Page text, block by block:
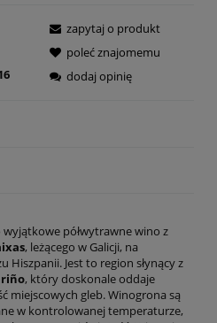
zapytaj o produkt
poleć znajomemu
dodaj opinię
półwytrawne wino z
, leżącego w Galicji, na
Hiszpanii. Jest to region słynący z
, który doskonale oddaje
miejscowych gleb. Winogrona są
w kontrolowanej temperaturze,